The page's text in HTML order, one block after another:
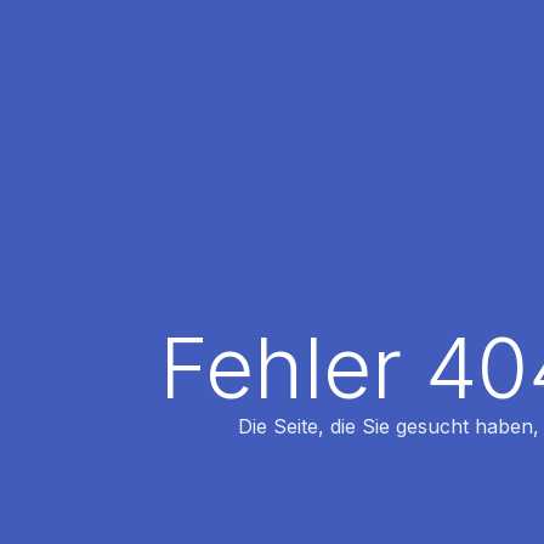
Fehler
Die Seite, die Sie gesucht